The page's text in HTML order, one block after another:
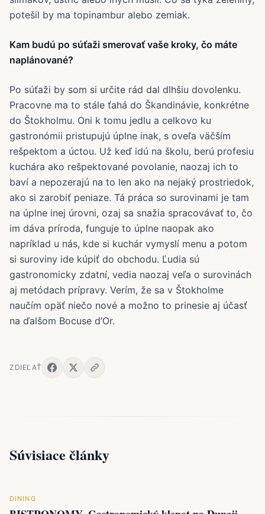
potešil by ma topinambur alebo zemiak.
Kam budú po súťaži smerovať vaše kroky, čo máte
naplánované?
Po súťaži by som si určite rád dal dlhšiu dovolenku.
Pracovne ma to stále ťahá do Škandinávie, konkrétne
do Štokholmu. Oni k tomu jedlu a celkovo ku
gastronómii pristupujú úplne inak, s oveľa väčším
rešpektom a úctou. Už keď idú na školu, berú profesiu
kuchára ako rešpektované povolanie, naozaj ich to
baví a nepozerajú na to len ako na nejaký prostriedok,
ako si zarobiť peniaze. Tá práca so surovinami je tam
na úplne inej úrovni, ozaj sa snažia spracovávať to, čo
im dáva príroda, funguje to úplne naopak ako
napríklad u nás, kde si kuchár vymyslí menu a potom
si suroviny ide kúpiť do obchodu. Ľudia sú
gastronomicky zdatní, vedia naozaj veľa o surovinách
aj metódach prípravy. Verím, že sa v Štokholme
naučím opäť niečo nové a možno to prinesie aj účasť
na ďalšom Bocuse d’Or.
ZDIEĽAŤ
Súvisiace články
DINING